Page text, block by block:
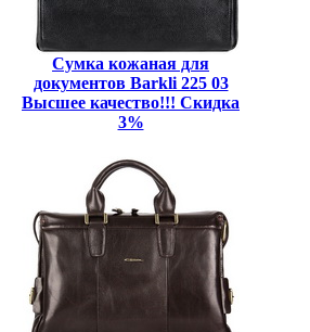
Сумка кожаная для
документов Barkli 225 03
Высшее качество!!! Скидка
3%